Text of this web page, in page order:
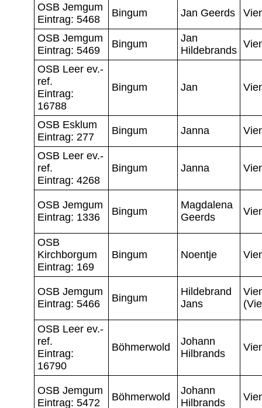
OSB Jemgum
Eintrag: 5468
Bingum Jan Geerds
OSB Jemgum
Eintrag: 5469
Bingum
Jan
Hildebrands
OSB Leer ev.-
ref.
Eintrag:
16788
Bingum Jan
OSB Esklum
Eintrag: 277
Bingum Janna
OSB Leer ev.-
ref.
Eintrag: 4268
Bingum Janna
OSB Jemgum
Eintrag: 1336
Bingum
Magdalena
Geerds
OSB
Kirchborgum
Eintrag: 169
Bingum Noentje
OSB Jemgum
Eintrag: 5466
Bingum
Hildebrand
Jans
OSB Leer ev.-
ref.
Eintrag:
16790
Böhmerwold
Johann
Hilbrands
OSB Jemgum
Eintrag: 5472
Böhmerwold
Johann
Hilbrands